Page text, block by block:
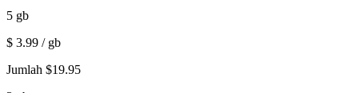
5 gb
$ 3.99 / gb
Jumlah $19.95